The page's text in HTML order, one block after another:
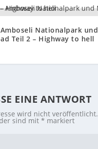
Amboseli Nationalpark und
Teil 2 – Highway to hell
EINE ANTWORT
wird nicht veröffentlicht.
sind mit* markiert